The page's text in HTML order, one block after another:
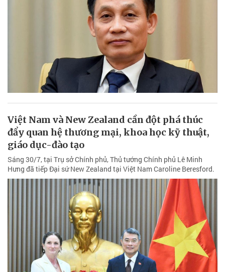
Việt Nam và New Zealand cần đột phá thúc
đẩy quan hệ thương mại, khoa học kỹ thuật,
giáo dục-đào tạo
Sáng 30/7, tại Trụ sở Chính phủ, Thủ tướng Chính phủ Lê Minh
Hưng đã tiếp Đại sứ New Zealand tại Việt Nam Caroline Beresford.